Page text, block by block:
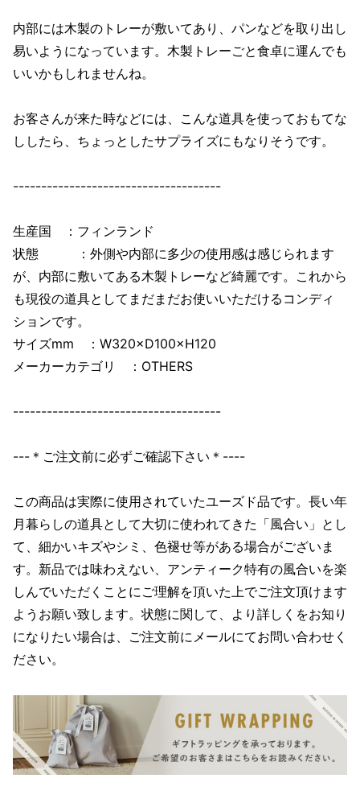
内部には木製のトレーが敷いてあり、パンなどを取り出し
易いようになっています。木製トレーごと食卓に運んでも
いいかもしれませんね。
お客さんが来た時などには、こんな道具を使っておもてな
ししたら、ちょっとしたサプライズにもなりそうです。
-------------------------------------
生産国 ：フィンランド
状態 ：外側や内部に多少の使用感は感じられます
が、内部に敷いてある木製トレーなど綺麗です。これから
も現役の道具としてまだまだお使いいただけるコンディ
ションです。
サイズmm ：W320×D100×H120
メーカーカテゴリ ：OTHERS
-------------------------------------
---＊ご注文前に必ずご確認下さい＊----
この商品は実際に使用されていたユーズド品です。長い年
月暮らしの道具として大切に使われてきた「風合い」とし
て、細かいキズやシミ、色褪せ等がある場合がございま
す。新品では味わえない、アンティーク特有の風合いを楽
しんでいただくことにご理解を頂いた上でご注文頂けます
ようお願い致します。状態に関して、より詳しくをお知り
になりたい場合は、ご注文前にメールにてお問い合わせく
ださい。